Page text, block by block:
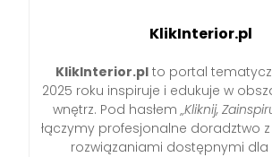
KlikInterior.pl
KlikInterior.pl to portal
2025 roku inspiruje i edukuje w
wnętrz. Pod hasłem „Kliknij,
łączymy profesjonalne doradztwo
rozwiązaniami dostępnymi dla